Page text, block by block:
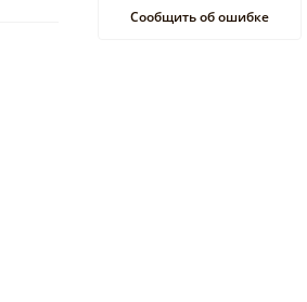
Сообщить об ошибке